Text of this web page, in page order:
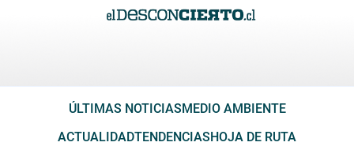
ÚLTIMAS NOTICIAS MEDIO AMBIENTE
ACTUALIDADTENDENCIAS HOJA DE RUTA